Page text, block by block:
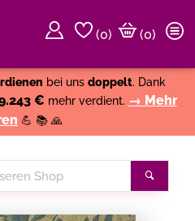
(0)
(0)
bei uns doppelt. Dank
€ mehr verdient. → Mehr
💪 📚 🙏